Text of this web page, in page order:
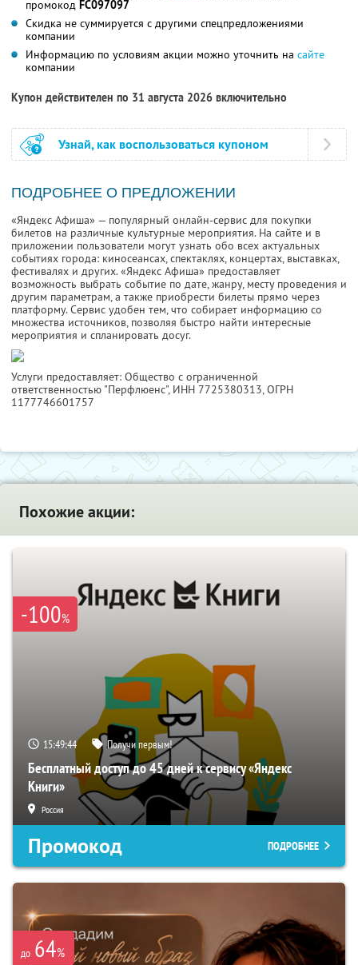
промокод FC097097
Скидка не суммируется с другими спецпредложениями
компании
Информацию по условиям акции можно уточнить на сайте
компании
Купон действителен по 31 августа 2026 включительно
Узнай, как воспользоваться купоном
ПОДРОБНЕЕ О ПРЕДЛОЖЕНИИ
«Яндекс Афиша» — популярный онлайн-сервис для покупки
билетов на различные культурные мероприятия. На сайте и в
приложении пользователи могут узнать обо всех актуальных
событиях города: киносеансах, спектаклях, концертах, выставках,
фестивалях и других. «Яндекс Афиша» предоставляет
возможность выбрать событие по дате, жанру, месту проведения и
другим параметрам, а также приобрести билеты прямо через
платформу. Сервис удобен тем, что собирает информацию со
множества источников, позволяя быстро найти интересные
мероприятия и спланировать досуг.
Услуги предоставляет: Общество с ограниченной
ответственностью "Перфлюенс", ИНН 7725380313, ОГРН
1177746601757
Похожие акции:
-100%
15:49:43 Получи первым!
Бесплатный доступ до 45 дней к сервису «Яндекс
Книги»
Россия
Промокод ПОДРОБНЕЕ
до 64%